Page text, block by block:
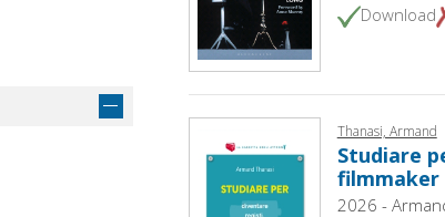
Download
Thanasi, Armand
Studiare
2026 -